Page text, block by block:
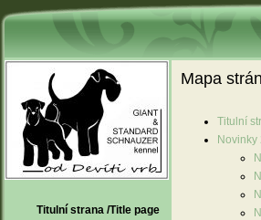
Titulní strana /Title page
Mapa
Titulní
Novinky